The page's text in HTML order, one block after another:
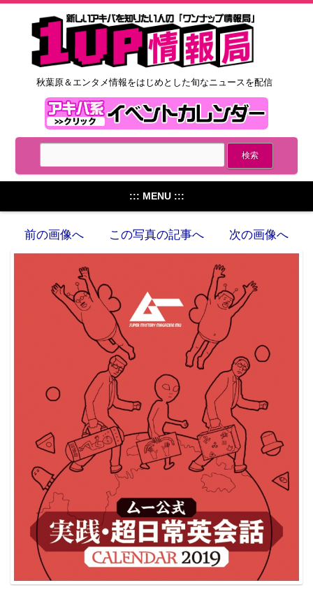
秋葉原＆エンタメ情報をはじめとした旬なニュースを配信
::: MENU :::
前の画像へ この写真の記事へ 次の画像へ